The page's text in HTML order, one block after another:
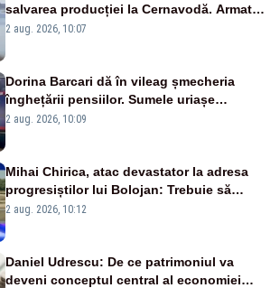
salvarea producției la Cernavodă. Armata
va detona o stâncă și va devia apa
2 aug. 2026, 10:07
Dorina Barcari dă în vileag șmecheria
înghețării pensiilor. Sumele uriașe
pierdute de fiecare român
2 aug. 2026, 10:09
Mihai Chirica, atac devastator la adresa
progresiștilor lui Bolojan: Trebuie să
protejăm și natura, dar nu șținem omaneii
2 aug. 2026, 10:12
Daniel Udrescu: De ce patrimoniul va
deveni conceptul central al economiei